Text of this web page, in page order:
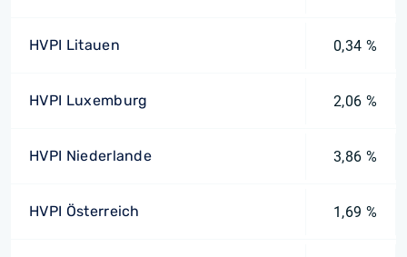
HVPI Litauen 0,34 %
HVPI Luxemburg 2,06 %
HVPI Niederlande 3,86 %
HVPI Österreich 1,69 %